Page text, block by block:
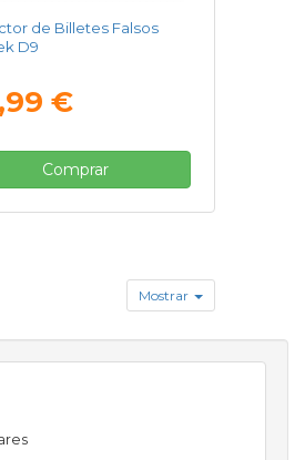
de Billetes Falsos
D9
€
Comprar
Mostrar